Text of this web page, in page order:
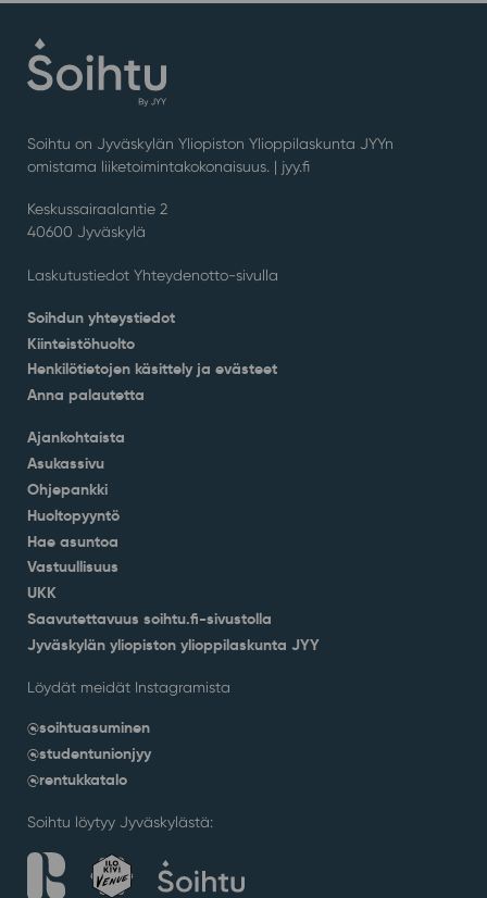
Soihtu on Jyväskylän Yliopiston Ylioppilaskunta JYYn
omistama liiketoimintakokonaisuus. | jyy.fi
Keskussairaalantie 2
40600 Jyväskylä
Laskutustiedot Yhteydenotto-sivulla
Soihdun yhteystiedot
Kiinteistöhuolto
Henkilötietojen käsittely ja evästeet
Anna palautetta
Ajankohtaista
Asukassivu
Ohjepankki
Huoltopyyntö
Hae asuntoa
Vastuullisuus
UKK
Saavutettavuus soihtu.fi-sivustolla
Jyväskylän yliopiston ylioppilaskunta JYY
Löydät meidät Instagramista
@soihtuasuminen
@studentunionjyy
@rentukkatalo
Soihtu löytyy Jyväskylästä: